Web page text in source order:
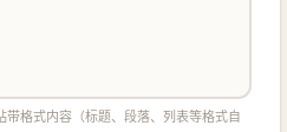
格式内容（标题、段落、列表等格式自